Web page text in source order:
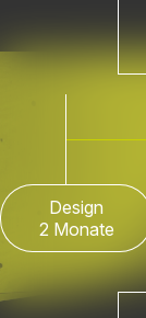
Design
2 Monate